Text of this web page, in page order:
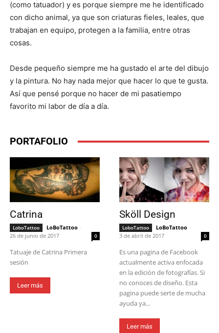
(como tatuador) y es porque siempre me he identificado
con dicho animal, ya que son criaturas fieles, leales, que
trabajan en equipo, protegen a la familia, entre otras
cosas.
Desde pequeño siempre me ha gustado el arte del dibujo
y la pintura. No hay nada mejor que hacer lo que te gusta.
Así que pensé porque no hacer de mi pasatiempo
favorito mi labor de día a día.
PORTAFOLIO
Catrina
LoboTattoo LoBoTattoo -
26 de junio de 2017
0
Tatuaje de Catrina Primera
sesión
Leer más
Sköll Design
LoboTattoo LoBoTattoo -
3 de abril de 2017
0
Es una pagina de Facebook
actualmente activa enfocada
en la edición de fotografías. Si
no conoces de diseño. Esta
pagina puede serte de mucha
ayuda ya...
Leer más